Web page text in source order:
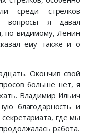
среди стрелков
вопросы я давал
по-видимому, Ленин
ему также и о
Окончив свой
больше нет, я
Владимир Ильич
благодарность и
где мы
работа.